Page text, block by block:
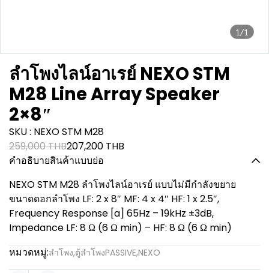
1/1
ลำโพงไลน์อาเรย์ NEXO STM
M28 Line Array Speaker
2×8″
SKU : NEXO STM M28
259,000 THB207,200 THB
คำอธิบายสินค้าแบบย่อ
NEXO STM M28 ลำโพงไลน์อาเรย์ แบบไม่มีกำลังขยาย
ขนาดดอกลำโพง LF: 2 x 8″ MF: 4 x 4″ HF: 1 x 2.5″,
Frequency Response [a] 65Hz – 19kHz ±3dB,
Impedance LF: 8 Ω (6 Ω min) – HF: 8 Ω (6 Ω min)
หมวดหมู่:ลำโพง,ตู้ลำโพงPASSIVE,NEXO